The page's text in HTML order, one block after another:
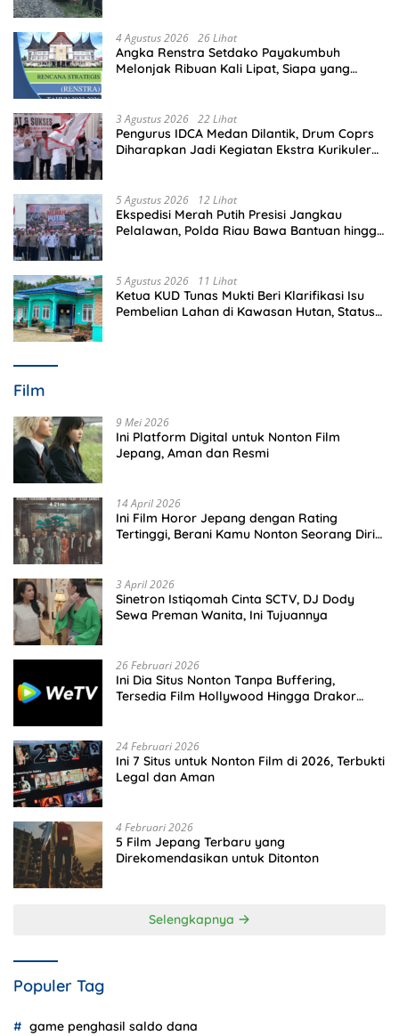
4 Agustus 2026 26 Lihat
Angka Renstra Setdako Payakumbuh
Melonjak Ribuan Kali Lipat, Siapa yang
3 Agustus 2026 22 Lihat
Pengurus IDCA Medan Dilantik, Drum Coprs
Diharapkan Jadi Kegiatan Ekstra Kurikuler
5 Agustus 2026 12 Lihat
Ekspedisi Merah Putih Presisi Jangkau
Pelalawan, Polda Riau Bawa Bantuan hingga
5 Agustus 2026 11 Lihat
Ketua KUD Tunas Mukti Beri Klarifikasi Isu
Pembelian Lahan di Kawasan Hutan, Status
Film
9 Mei 2026
Ini Platform Digital untuk Nonton Film
Jepang, Aman dan Resmi
14 April 2026
Ini Film Horor Jepang dengan Rating
Tertinggi, Berani Kamu Nonton Seorang Diri
3 April 2026
Sinetron Istiqomah Cinta SCTV, DJ Dody
Sewa Preman Wanita, Ini Tujuannya
26 Februari 2026
Ini Dia Situs Nonton Tanpa Buffering,
Tersedia Film Hollywood Hingga Drakor
24 Februari 2026
Ini 7 Situs untuk Nonton Film di 2026, Terbukti
Legal dan Aman
4 Februari 2026
5 Film Jepang Terbaru yang
Direkomendasikan untuk Ditonton
Selengkapnya
Populer Tag
game penghasil saldo dana